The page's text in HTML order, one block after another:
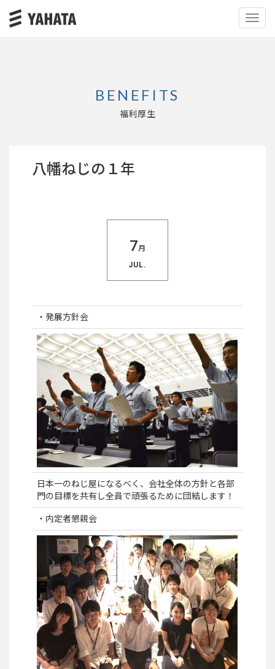
BENEFITS
福利厚生
八幡ねじの１年
7月
JUL.
・発展方針会
日本一のねじ屋になるべく、会社全体の方針と各部
門の目標を共有し全員で頑張るために団結します！
・内定者懇親会